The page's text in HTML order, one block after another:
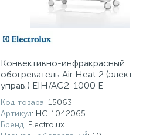
Конвективно-инфракрасный
обогреватель Air Heat 2 (элект.
управ.) EIH/AG2-1000 E
Код товара: 15063
Артикул: НС-1042065
Бренд: Electrolux